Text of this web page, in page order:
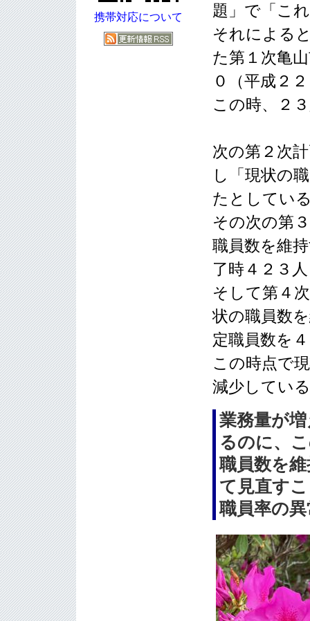
題」で「こ
それによる
た第１次亀
０（平成２
この時、２
次の第２次
し「現状の
たとしてい
その次の第
職員数を維
了時４２３
そして第４
状の職員数
定職員数を
この時点で
減少してい
業務量が
るのに、
職員数を
て見直す
職員率の
携帯対応について